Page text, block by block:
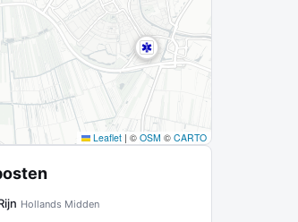
Leaflet | © OSM © CARTO
Hollands Midden